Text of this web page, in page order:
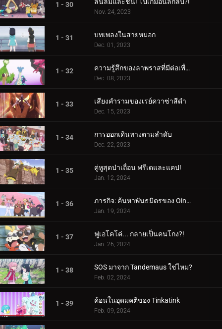
1 - 30
Nov. 24, 2023
1 - 31 บทเพลงในสายหมอก
Dec. 01, 2023
1 - 32 ความรู้สึกของลาพราสที่มีต่อเพื่อน
Dec. 08, 2023
1 - 33 เสียงคำรามของเรย์ควาซ่าสีดำ
Dec. 15, 2023
1 - 34 การออกเดินทางตามลำดับ
Dec. 22, 2023
1 - 35 คู่หูสุดป่าเถื่อน ฟรีเดและแคป!
Jan. 12, 2024
1 - 36 ภารกิจ: ค้นหาพันธมิตรของ Oinkologne!
Jan. 19, 2024
1 - 37 ฟูเอโคโค่... กลายเป็นคนโกง?!
Jan. 26, 2024
1 - 38 SOS มาจาก Tandemaus ใช่ไหม?
Feb. 02, 2024
1 - 39 ค้อนในอุดมคติของ Tinkatink
Feb. 09, 2024